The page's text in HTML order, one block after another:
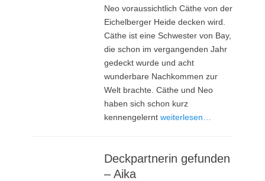
Neo voraussichtlich Cäthe von der
Eichelberger Heide decken wird.
Cäthe ist eine Schwester von Bay,
die schon im vergangenden Jahr
gedeckt wurde und acht
wunderbare Nachkommen zur
Welt brachte. Cäthe und Neo
haben sich schon kurz
kennengelerntweiterlesen…
Deckpartnerin gefunden
– Aika